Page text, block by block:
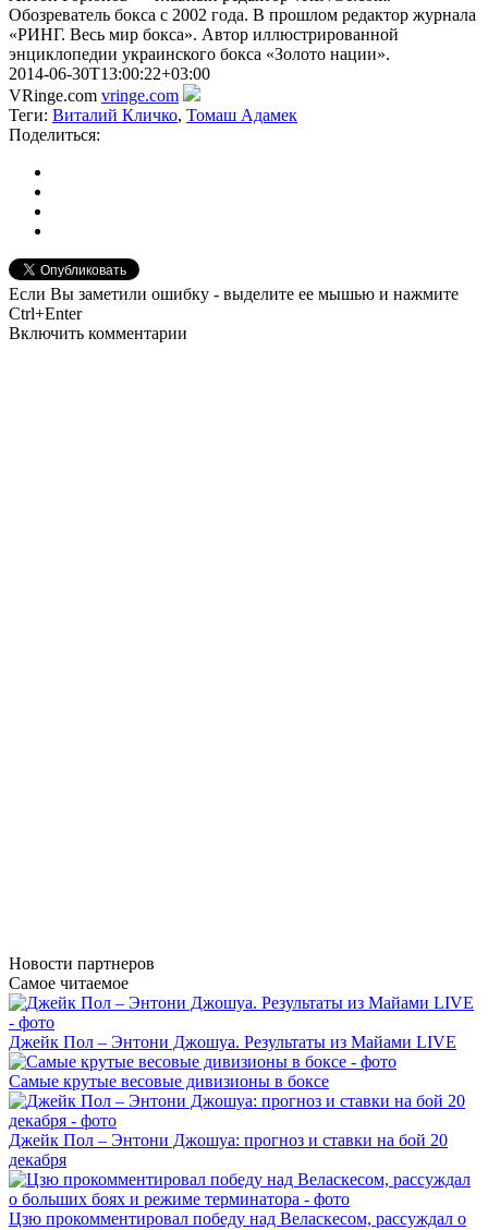
Обозреватель бокса с 2002 года. В прошлом редактор журнала
«РИНГ. Весь мир бокса». Автор иллюстрированной
энциклопедии украинского бокса «Золото нации».
2014-06-30T13:00:22+03:00
VRinge.com vringe.com
Теги: Виталий Кличко, Томаш Адамек
Поделиться:
Если Вы заметили ошибку - выделите ее мышью и нажмите
Ctrl+Enter
Включить комментарии
Новости партнеров
Самое читаемое
Джейк Пол – Энтони Джошуа. Результаты из Майами LIVE
Самые крутые весовые дивизионы в боксе
Джейк Пол – Энтони Джошуа: прогноз и ставки на бой 20
декабря
Цзю прокомментировал победу над Веласкесом, рассуждал о